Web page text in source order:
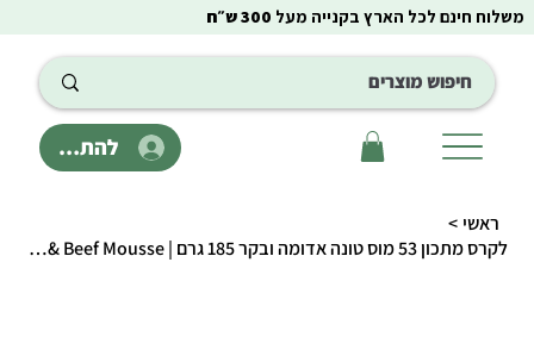
להתחבר
משלוח חינם לכל הארץ בקנייה מעל 300 ש״ח
ראשי >
לקרס מתכון 53 מוס טונה אדומה ובקר 185 גרם | Lekkers – Red Tuna & Beef Mousse